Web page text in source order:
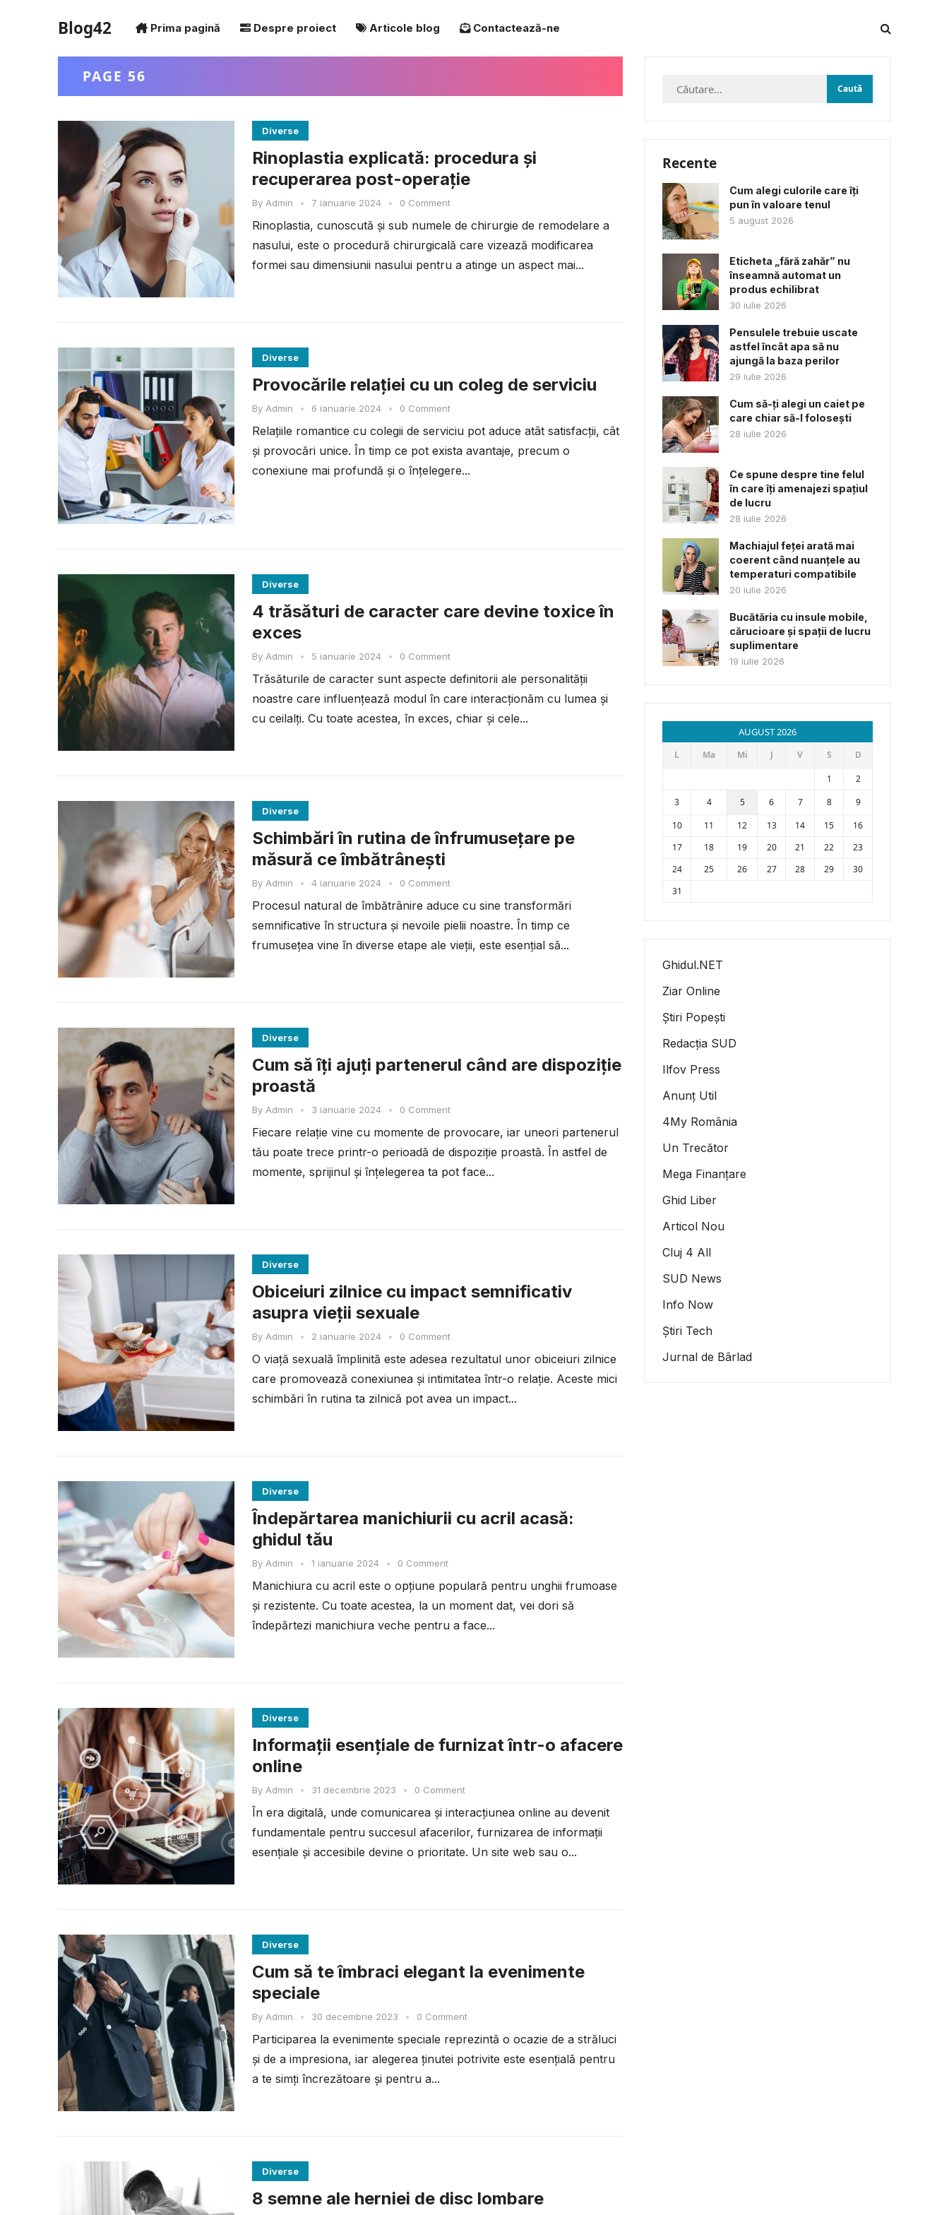
Blog42 Prima pagină Despre proiect Articole blog Contactează-ne
PAGE 56
Diverse
Rinoplastia explicată: procedura și
recuperarea post-operație
By Admin • 7 ianuarie 2024 • 0 Comment
Rinoplastia, cunoscută și sub numele de chirurgie de remodelare a
nasului, este o procedură chirurgicală care vizează modificarea
formei sau dimensiunii nasului pentru a atinge un aspect mai...
Diverse
Provocările relației cu un coleg de serviciu
By Admin • 6 ianuarie 2024 • 0 Comment
Relațiile romantice cu colegii de serviciu pot aduce atât satisfacții, cât
și provocări unice. În timp ce pot exista avantaje, precum o
conexiune mai profundă și o înțelegere...
Diverse
4 trăsături de caracter care devine toxice în
exces
By Admin • 5 ianuarie 2024 • 0 Comment
Trăsăturile de caracter sunt aspecte definitorii ale personalității
noastre care influențează modul în care interacționăm cu lumea și
cu ceilalți. Cu toate acestea, în exces, chiar și cele...
Diverse
Schimbări în rutina de înfrumusețare pe
măsură ce îmbătrânești
By Admin • 4 ianuarie 2024 • 0 Comment
Procesul natural de îmbătrânire aduce cu sine transformări
semnificative în structura și nevoile pielii noastre. În timp ce
frumusețea vine în diverse etape ale vieții, este esențial să...
Diverse
Cum să îți ajuți partenerul când are dispoziție
proastă
By Admin • 3 ianuarie 2024 • 0 Comment
Fiecare relație vine cu momente de provocare, iar uneori partenerul
tău poate trece printr-o perioadă de dispoziție proastă. În astfel de
momente, sprijinul și înțelegerea ta pot face...
Diverse
Obiceiuri zilnice cu impact semnificativ
asupra vieții sexuale
By Admin • 2 ianuarie 2024 • 0 Comment
O viață sexuală împlinită este adesea rezultatul unor obiceiuri zilnice
care promovează conexiunea și intimitatea într-o relație. Aceste mici
schimbări în rutina ta zilnică pot avea un impact...
Diverse
Îndepărtarea manichiurii cu acril acasă:
ghidul tău
By Admin • 1 ianuarie 2024 • 0 Comment
Manichiura cu acril este o opțiune populară pentru unghii frumoase
și rezistente. Cu toate acestea, la un moment dat, vei dori să
îndepărtezi manichiura veche pentru a face...
Diverse
Informații esențiale de furnizat într-o afacere
online
By Admin • 31 decembrie 2023 • 0 Comment
În era digitală, unde comunicarea și interacțiunea online au devenit
fundamentale pentru succesul afacerilor, furnizarea de informații
esențiale și accesibile devine o prioritate. Un site web sau o...
Diverse
Cum să te îmbraci elegant la evenimente
speciale
By Admin • 30 decembrie 2023 • 0 Comment
Participarea la evenimente speciale reprezintă o ocazie de a străluci
și de a impresiona, iar alegerea ținutei potrivite este esențială pentru
a te simți încrezătoare și pentru a...
Diverse
8 semne ale herniei de disc lombare
Caută
Recente
Cum alegi culorile care îți
pun în valoare tenul
5 august 2026
Eticheta „fără zahăr” nu
înseamnă automat un
produs echilibrat
30 iulie 2026
Pensulele trebuie uscate
astfel încât apa să nu
ajungă la baza perilor
29 iulie 2026
Cum să-ți alegi un caiet pe
care chiar să-l folosești
28 iulie 2026
Ce spune despre tine felul
în care îți amenajezi spațiul
de lucru
28 iulie 2026
Machiajul feței arată mai
coerent când nuanțele au
temperaturi compatibile
20 iulie 2026
Bucătăria cu insule mobile,
cărucioare și spații de lucru
suplimentare
19 iulie 2026
AUGUST 2026
L Ma Mi J V S
D
1
2
3
4 5 6 7 8
9
10
11 12 13 14 15
16
17
18 19 20 21 22
23
24
25 26 27 28 29
30
31
Ghidul.NET
Ziar Online
Știri Popești
Redacția SUD
Ilfov Press
Anunț Util
4My România
Un Trecător
Mega Finanțare
Ghid Liber
Articol Nou
Cluj 4 All
SUD News
Info Now
Știri Tech
Jurnal de Bârlad